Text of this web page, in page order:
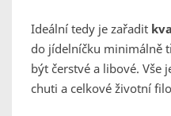
Ideální tedy je zařadit
do jídelníčku minimálně
být čerstvé a libové. Vše
chuti a celkové životní